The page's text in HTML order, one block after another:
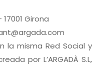
17001 Girona
la misma Red Social y
por L’ARGADÀ S.L,